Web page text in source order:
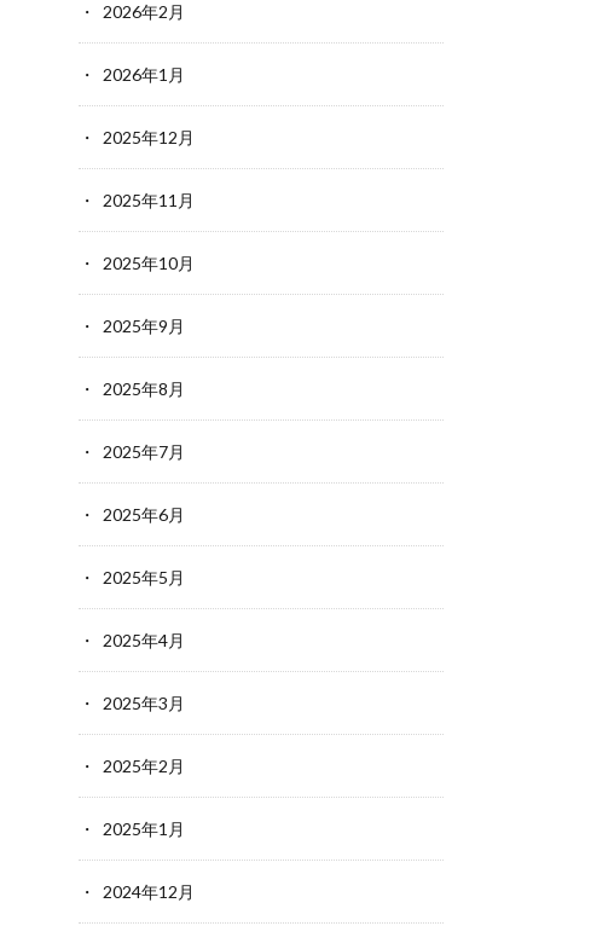
2026年2月
2026年1月
2025年12月
2025年11月
2025年10月
2025年9月
2025年8月
2025年7月
2025年6月
2025年5月
2025年4月
2025年3月
2025年2月
2025年1月
2024年12月